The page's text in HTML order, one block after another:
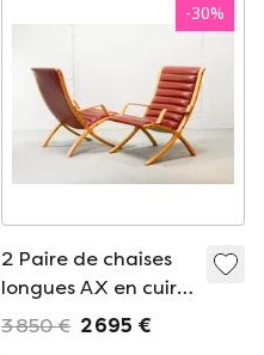
-30%
2 Paire de chaises
longues AX en cuir
rouge à haut dossier
3 850 € 2 695 €